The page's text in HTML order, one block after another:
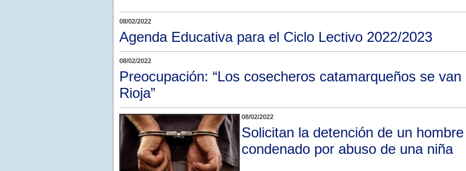
08/02/2022
Agenda Educativa para el Ciclo Lectivo 2022/2023
08/02/2022
Preocupación: “Los cosecheros catamarqueños se van
Rioja”
08/02/2022
Solicitan la detención de un
condenado por abuso de una niña